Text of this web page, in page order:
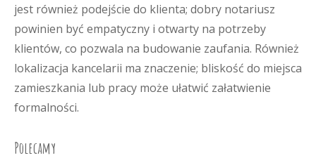
jest również podejście do klienta; dobry notariusz
powinien być empatyczny i otwarty na potrzeby
klientów, co pozwala na budowanie zaufania. Również
lokalizacja kancelarii ma znaczenie; bliskość do miejsca
zamieszkania lub pracy może ułatwić załatwienie
formalności.
Polecamy